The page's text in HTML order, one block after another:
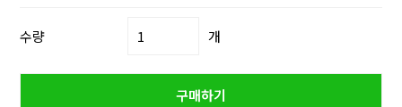
수량 개
구매하기